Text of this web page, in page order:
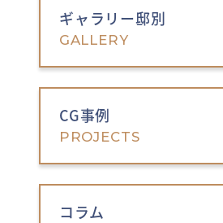
ギャラリー邸別
GALLERY
CG事例
PROJECTS
コラム